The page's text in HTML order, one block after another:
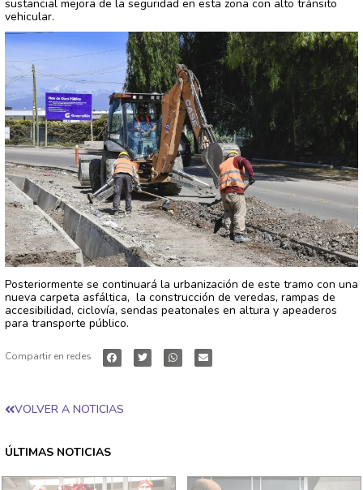
sustancial mejora de la seguridad en esta zona con alto tránsito
vehicular.
Posteriormente se continuará la urbanización de este tramo con una
nueva carpeta asfáltica, la construcción de veredas, rampas de
accesibilidad, ciclovía, sendas peatonales en altura y apeaderos
para transporte público.
Compartir en redes
VOLVER A NOTICIAS
ÚLTIMAS NOTICIAS